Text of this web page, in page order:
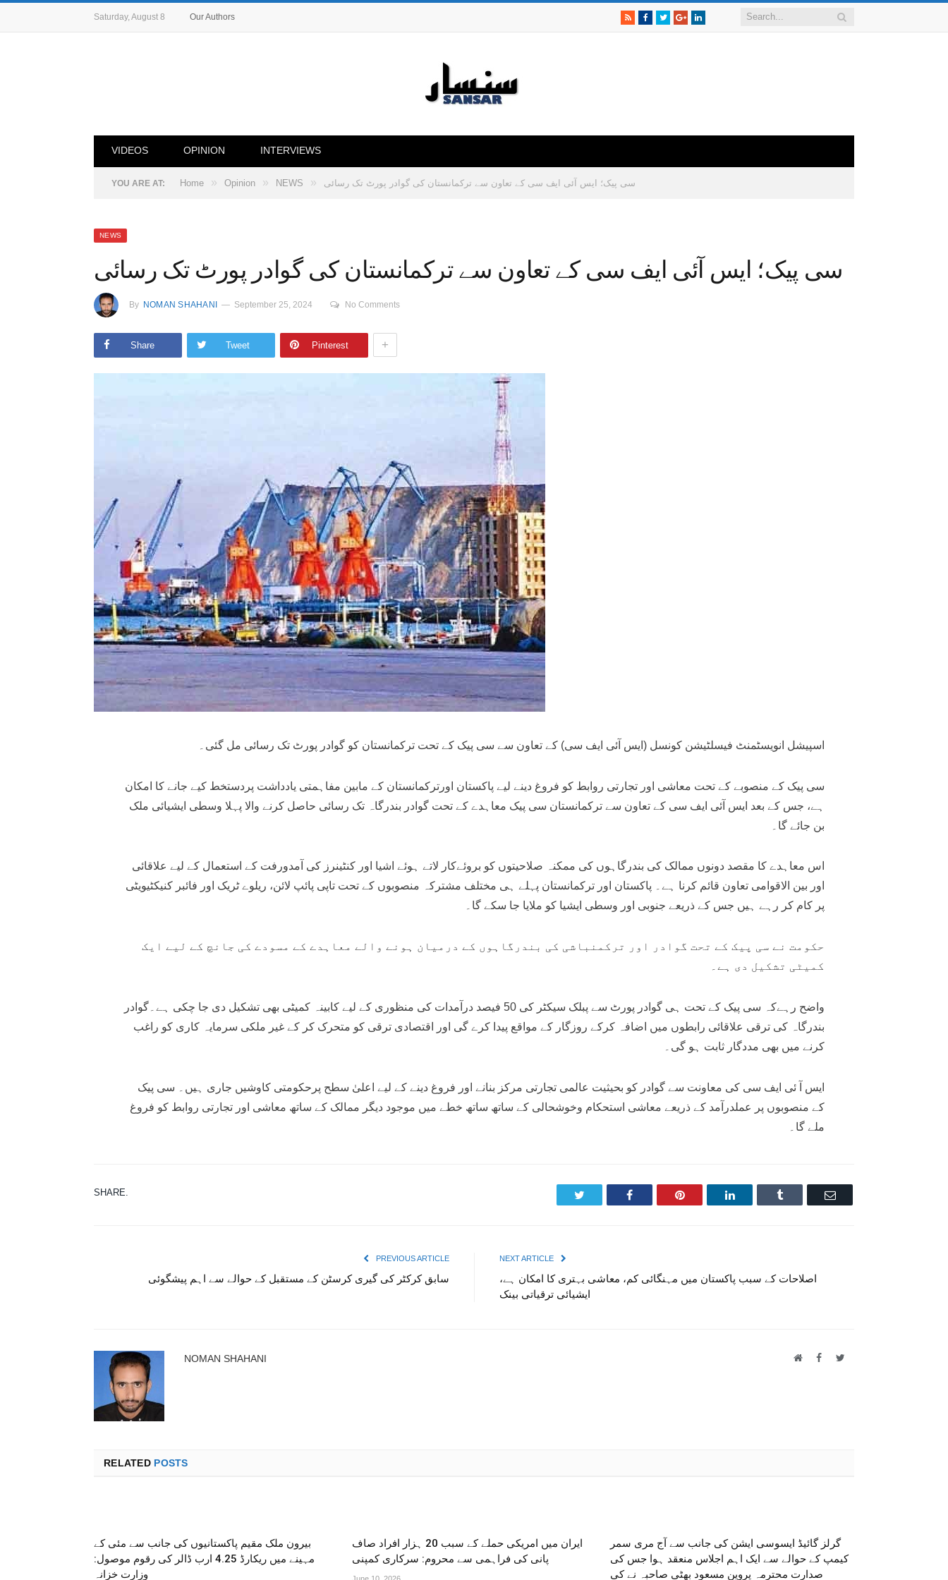
Saturday, August 8 RSSFacebook
TwitterGoogle+LinkedIn
Our Authors
VIDEOS OPINION INTERVIEWS
YOU ARE AT: Home » Opinion » NEWS » سی پیک؛ ایس آئی ایف سی کے تعاون سے ترکمانستان کی گوادر پورٹ تک رسائی
NEWS
سی پیک؛ ایس آئی ایف سی کے تعاون سے ترکمانستان کی گوادر پورٹ تک رسائی
By NOMAN SHAHANI September 25, 2024 No Comments
Share Tweet Pinterest +
اسپیشل انویسٹمنٹ فیسلٹیشن کونسل (ایس آئی ایف سی) کے تعاون سے سی پیک کے تحت ترکمانستان کو گوادر پورٹ تک رسائی مل گئی۔
سی پیک کے منصوبے کے تحت معاشی اور تجارتی روابط کو فروغ دینے لیے پاکستان اورترکمانستان کے مابین مفاہمتی یادداشت پردستخط کیے جانے کا امکان
ہے، جس کے بعد ایس آئی ایف سی کے تعاون سے ترکمانستان سی پیک معاہدے کے تحت گوادر بندرگاہ تک رسائی حاصل کرنے والا پہلا وسطی ایشیائی ملک
بن جائے گا۔
اس معاہدے کا مقصد دونوں ممالک کی بندرگاہوں کی ممکنہ صلاحیتوں کو بروئےکار لاتے ہوئے اشیا اور کنٹینرز کی آمدورفت کے استعمال کے لیے علاقائی
اور بین الاقوامی تعاون قائم کرنا ہے۔ پاکستان اور ترکمانستان پہلے ہی مختلف مشترکہ منصوبوں کے تحت تاپی پائپ لائن، ریلوے ٹریک اور فائبر کنیکٹیویٹی
پر کام کر رہے ہیں جس کے ذریعے جنوبی اور وسطی ایشیا کو ملایا جا سکے گا۔
حکومت نے سی پیک کے تحت گوادر اور ترکمنباشی کی بندرگاہوں کے درمیان ہونے والے معاہدے کے مسودے کی جانچ کے لیے ایک
کمیٹی تشکیل دی ہے۔
واضح رہےکہ سی پیک کے تحت ہی گوادر پورٹ سے پبلک سیکٹر کی 50 فیصد درآمدات کی منظوری کے لیے کابینہ کمیٹی بھی تشکیل دی جا چکی ہے۔گوادر
بندرگاہ کی ترقی علاقائی رابطوں میں اضافہ کرکے روزگار کے مواقع پیدا کرے گی اور اقتصادی ترقی کو متحرک کر کے غیر ملکی سرمایہ کاری کو راغب
کرنے میں بھی مددگار ثابت ہو گی۔
ایس آ ئی ایف سی کی معاونت سے گوادر کو بحیثیت عالمی تجارتی مرکز بنانے اور فروغ دینے کے لیے اعلیٰ سطح پرحکومتی کاوشیں جاری ہیں۔ سی پیک
کے منصوبوں پر عملدرآمد کے ذریعے معاشی استحکام وخوشحالی کے ساتھ ساتھ خطے میں موجود دیگر ممالک کے ساتھ معاشی اور تجارتی روابط کو فروغ
ملے گا۔
SHARE. Facebook Pinterest LinkedIn Tumblr Email
PREVIOUS ARTICLE
سابق کرکٹر کی گیری کرسٹن کے مستقبل کے حوالے سے اہم پیشگوئی
NEXT ARTICLE
اصلاحات کے سبب پاکستان میں مہنگائی کم، معاشی بہتری کا امکان ہے،
ایشیائی ترقیاتی بینک
NOMAN SHAHANI WebsiteFacebookTwitter
RELATEDPOSTS
بیرون ملک مقیم پاکستانیوں کی جانب سے مئی کے
مہینے میں ریکارڈ 4.25 ارب ڈالر کی رقوم موصول:
وزارت خزانہ
ایران میں امریکی حملے کے سبب 20 ہزار افراد صاف
پانی کی فراہمی سے محروم: سرکاری کمپنی
June 10, 2026
گرلز گائیڈ ایسوسی ایشن کی جانب سے آج مری سمر
کیمپ کے حوالے سے ایک اہم اجلاس منعقد ہوا جس کی
صدارت محترمہ پروین مسعود بھٹی صاحبہ نے کی